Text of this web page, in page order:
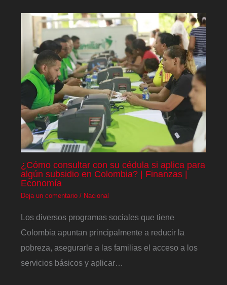
¿Cómo consultar con su cédula si aplica para
algún subsidio en Colombia? | Finanzas |
Economía
Deja un comentario / Nacional
Los diversos programas sociales que tiene
Colombia apuntan principalmente a reducir la
pobreza, asegurarle a las familias el acceso a los
servicios básicos y aplicar…